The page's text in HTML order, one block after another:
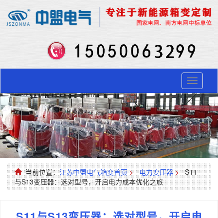
Toggle
当前位置：江苏中盟电气箱变首页 > 电力变压器 > S11
与S13变压器：选对型号，开启电力成本优化之旅